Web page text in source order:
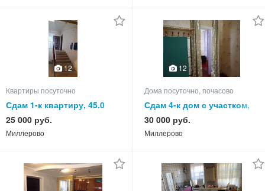
12
Квартиры посуточно
Сдам 1-к квартиру, 45.0
кв.м, этаж 1 из 3
25 000 руб.
Миллерово
12
Дома посуточно, почасово
Сдам 4-к дом с участком,
65.0 кв.м, этажей 1
30 000 руб.
Миллерово